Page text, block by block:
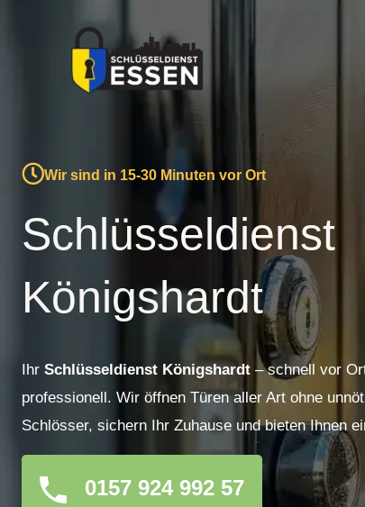
Wir sind in 15-30 Minuten vor Ort
Schlüsseldienst
Königshardt
Ihr Schlüsseldienst Königshardt – schnell vor
professionell. Wir öffnen Türen aller Art ohne
Schlösser, sichern Ihr Zuhause und bieten Ihnen
0157 924 992 57